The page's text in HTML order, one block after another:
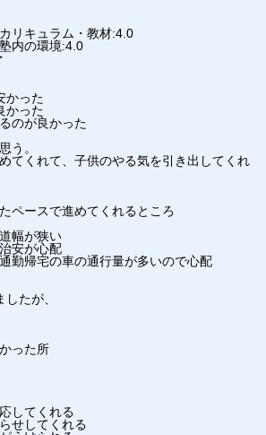
リキュラム・教材:4.0
内の環境:4.0
かった
かった
のが良かった
う。
てくれて、子供のやる気を引き出してくれ
ペースで進めてくれるところ
幅が狭い
安が心配
勤帰宅の車の通行量が多いので心配
たが、
った所
してくれる
せしてくれる